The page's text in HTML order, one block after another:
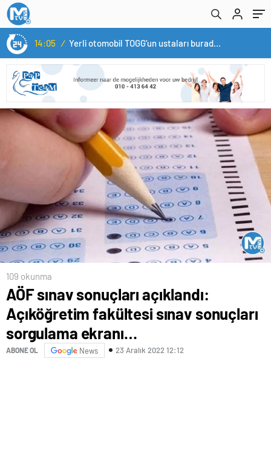
14:05 / Yerli otomobil TOGG’un ustaları burada yetişecek
109 okunma
AÖF sınav sonuçları açıklandı:
Açıköğretim fakültesi sınav sonuçları
sorgulama ekranı…
ABONE OL News 23 Aralık 2022 12:12